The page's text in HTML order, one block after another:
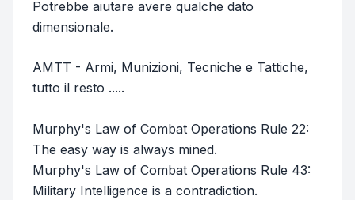
Potrebbe aiutare avere qualche dato
dimensionale.
AMTT - Armi, Munizioni, Tecniche e Tattiche,
tutto il resto .....
Murphy's Law of Combat Operations Rule 22:
The easy way is always mined.
Murphy's Law of Combat Operations Rule 43:
Military Intelligence is a contradiction.